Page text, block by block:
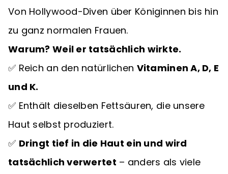
Von Hollywood-Diven über Königinnen bis hin
zu ganz normalen Frauen.
Warum? Weil er tatsächlich wirkte.
✅ Reich an den natürlichen Vitaminen A, D, E
und K.
✅ Enthält dieselben Fettsäuren, die unsere
Haut selbst produziert.
✅ Dringt tief in die Haut ein und wird
tatsächlich verwertet – anders als viele